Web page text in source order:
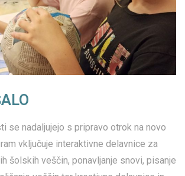
se nadaljujejo s pripravo otrok na novo
vključuje interaktivne delavnice za
šolskih veščin, ponavljanje snovi, pisanje